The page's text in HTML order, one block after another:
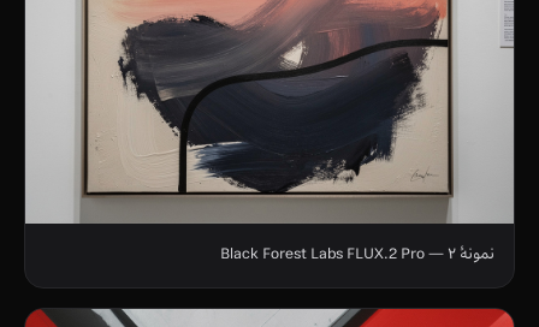
نمونهٔ ۲ — Black Forest Labs FLUX.2 Pro